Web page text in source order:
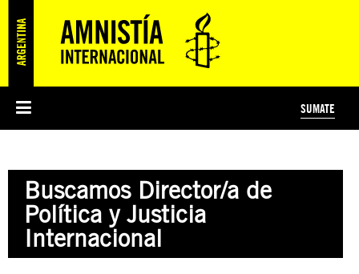
PREGUNTAS FRECUENTES
ÁREAS TEMÁTICAS
JUSTICIA INTERNACIONAL
EDUCACIÓN EN DERECHOS HUMANOS Y JÓVENES
PRENSA
SUSCRIBITE
SUMATE
PREGUNTAS FRECUENTES
Buscamos Director/a de
Política y Justicia
Internacional